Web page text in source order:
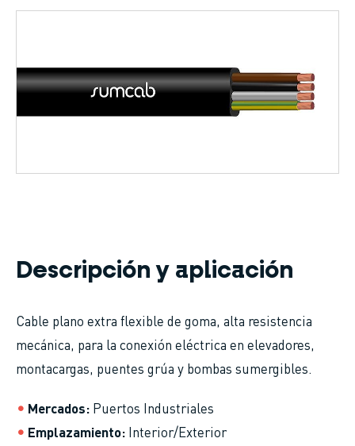
Sobrescribir
de
ayuda
a
navegación
Descripción y aplicación
Cable plano extra flexible de goma, alta resistencia
mecánica, para la conexión eléctrica en elevadores,
montacargas, puentes grúa y bombas sumergibles.
Mercados Puertos Industriales
Emplazamiento Interior/Exterior